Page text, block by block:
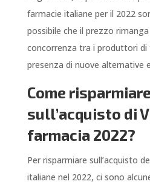
farmacie italiane per il 2022
possibile che il prezzo
concorrenza tra i produttori di
presenza di nuove alternative
Come risparmiare
sull’acquisto di
farmacia 2022?
Per risparmiare sull’acquisto
italiane nel 2022, ci sono